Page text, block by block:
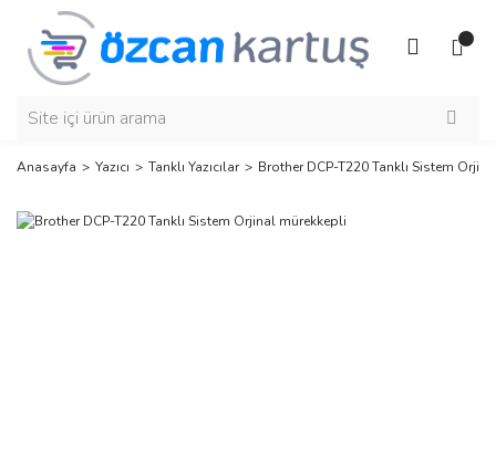
Anasayfa Yazıcı Tanklı Yazıcılar Brother DCP-T220 Tanklı Sistem